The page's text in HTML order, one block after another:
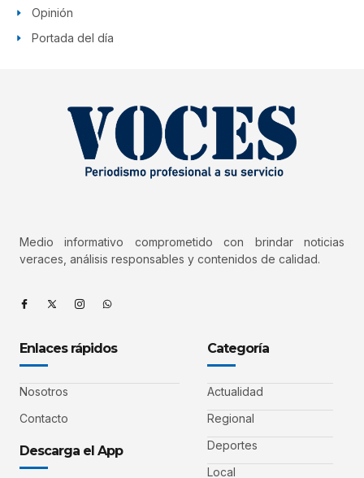
Opinión
Portada del día
Medio informativo comprometido con brindar noticias
veraces, análisis responsables y contenidos de calidad.
Enlaces rápidos
Nosotros
Contacto
Descarga el App
Categoría
Actualidad
Regional
Deportes
Local